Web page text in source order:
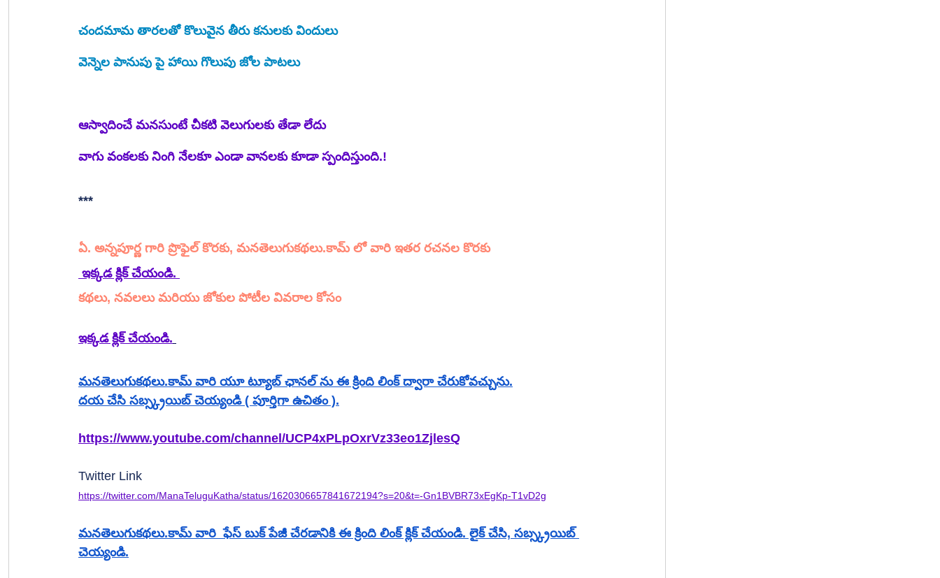
చందమామ తారలతో కొలువైన తీరు కనులకు విందులు
వెన్నెల పానుపు పై హాయి గొలుపు జోల పాటలు
ఆస్వాదించే మనసుంటే చీకటి వెలుగులకు తేడా లేదు
వాగు వంకలకు నింగి నేలకూ ఎండా వానలకు కూడా స్పందిస్తుంది.!
***
ఏ. అన్నపూర్ణ గారి ప్రొఫైల్ కొరకు, మనతెలుగుకథలు.కామ్ లో వారి ఇతర రచనల కొరకు
ఇక్కడ క్లిక్ చేయండి.
కథలు, నవలలు మరియు జోకుల పోటీల వివరాల కోసం
ఇక్కడ క్లిక్ చేయండి.
మనతెలుగుకథలు.కామ్ వారి యూ ట్యూబ్ ఛానల్ ను ఈ క్రింది లింక్ ద్వారా చేరుకోవచ్చును.
దయ చేసి సబ్స్క్రయిబ్ చెయ్యండి ( పూర్తిగా ఉచితం ).
https://www.youtube.com/channel/UCP4xPLpOxrVz33eo1ZjlesQ
Twitter Link
https://twitter.com/ManaTeluguKatha/status/1620306657841672194?s=20&t=-Gn1BVBR73xEgKp-T1vD2g
మనతెలుగుకథలు.కామ్ వారి  ఫేస్ బుక్ పేజీ చేరడానికి ఈ క్రింది లింక్ క్లిక్ చేయండి. లైక్ చేసి, సబ్స్క్రయిబ్
చెయ్యండి.